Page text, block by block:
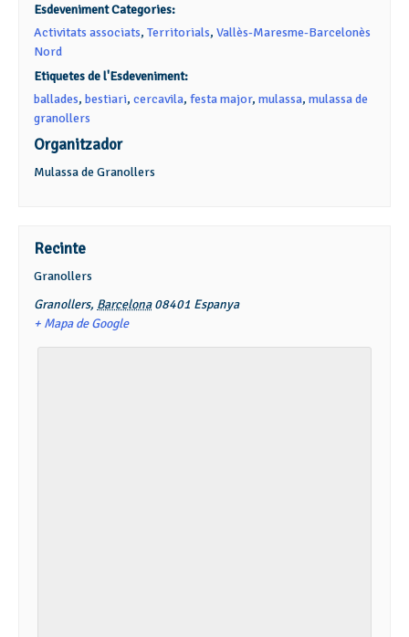
Esdeveniment Categories:
Activitats associats,Territorials,Vallès-Maresme-Barcelonès
Nord
Etiquetes de l'Esdeveniment:
ballades,bestiari,cercavila,festa major,mulassa,mulassa de
granollers
Organitzador
Mulassa de Granollers
Recinte
Granollers
Granollers, Barcelona 08401 Espanya
+ Mapa de Google